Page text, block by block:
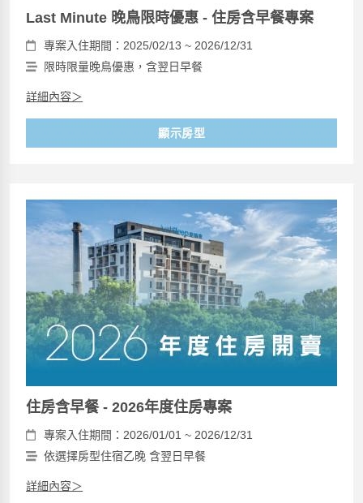
Last Minute 晚鳥限時優惠 - 住房含早餐專案
專案入住期間：2025/02/13 ~ 2026/12/31
限時限量晚鳥優惠，含翌日早餐
詳細內容＞
顯示房型
住房含早餐 - 2026年度住房專案
專案入住期間：2026/01/01 ~ 2026/12/31
依選擇房型住宿乙晚 含翌日早餐
詳細內容＞